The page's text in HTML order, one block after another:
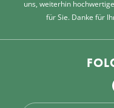
uns, weiterhin
für Sie. Danke für